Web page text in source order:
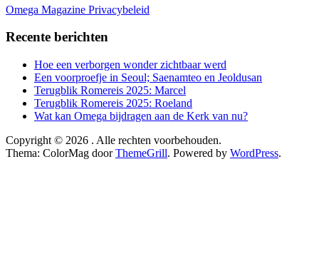
Omega Magazine Privacybeleid
Recente berichten
Hoe een verborgen wonder zichtbaar werd
Een voorproefje in Seoul; Saenamteo en Jeoldusan
Terugblik Romereis 2025: Marcel
Terugblik Romereis 2025: Roeland
Wat kan Omega bijdragen aan de Kerk van nu?
Copyright © 2026 . Alle rechten voorbehouden.
Thema: ColorMag doorThemeGrill. Powered by WordPress.